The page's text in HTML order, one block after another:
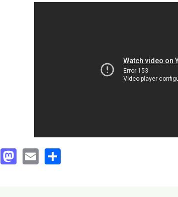
Facebook
Mastodon
Email